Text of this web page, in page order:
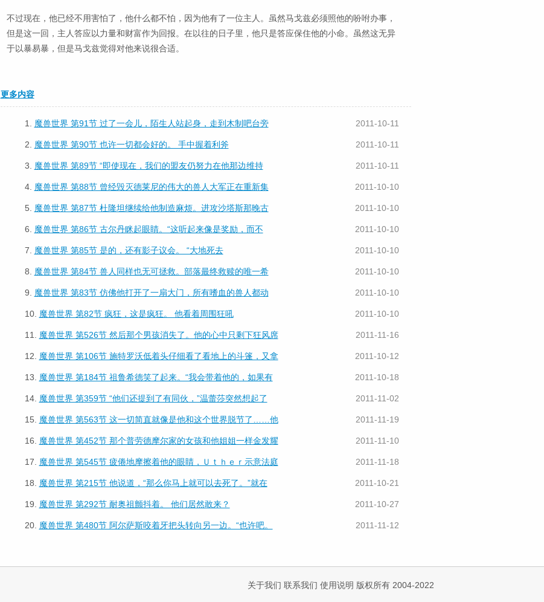
不过现在，他已经不用害怕了，他什么都不怕，因为他有了一位主人。虽然马戈兹必须照他的吩咐办事，
但是这一回，主人答应以力量和财富作为回报。在以往的日子里，他只是答应保住他的小命。虽然这无异
于以暴易暴，但是马戈兹觉得对他来说很合适。
更多内容
1. 魔兽世界 第91节 过了一会儿，陌生人站起身，走到木制吧台旁 2011-10-11
2. 魔兽世界 第90节 也许一切都会好的。 手中握着利斧 2011-10-11
3. 魔兽世界 第89节 “即使现在，我们的盟友仍努力在他那边维持 2011-10-11
4. 魔兽世界 第88节 曾经毁灭德莱尼的伟大的兽人大军正在重新集 2011-10-10
5. 魔兽世界 第87节 杜隆坦继续给他制造麻烦。进攻沙塔斯那晚古 2011-10-10
6. 魔兽世界 第86节 古尔丹眯起眼睛。“这听起来像是奖励，而不 2011-10-10
7. 魔兽世界 第85节 是的，还有影子议会。 “大地死去 2011-10-10
8. 魔兽世界 第84节 兽人同样也无可拯救。部落最终救赎的唯一希 2011-10-10
9. 魔兽世界 第83节 仿佛他打开了一扇大门，所有嗜血的兽人都动 2011-10-10
10. 魔兽世界 第82节 疯狂，这是疯狂。 他看着周围狂吼 2011-10-10
11. 魔兽世界 第526节 然后那个男孩消失了。他的心中只剩下狂风席 2011-11-16
12. 魔兽世界 第106节 施特罗沃低着头仔细看了看地上的斗篷，又拿 2011-10-12
13. 魔兽世界 第184节 祖鲁希德笑了起来。“我会带着他的，如果有 2011-10-18
14. 魔兽世界 第359节 “他们还提到了有同伙，”温蕾莎突然想起了 2011-11-02
15. 魔兽世界 第563节 这一切简直就像是他和这个世界脱节了……他 2011-11-19
16. 魔兽世界 第452节 那个普劳德摩尔家的女孩和他姐姐一样金发耀 2011-11-10
17. 魔兽世界 第545节 疲倦地摩擦着他的眼睛，Ｕｔｈｅｒ示意法庭 2011-11-18
18. 魔兽世界 第215节 他说道，“那么你马上就可以去死了。”就在 2011-10-21
19. 魔兽世界 第292节 耐奥祖颤抖着。 他们居然敢来？ 2011-10-27
20. 魔兽世界 第480节 阿尔萨斯咬着牙把头转向另一边。“也许吧。 2011-11-12
关于我们 联系我们 使用说明 版权所有 2004-2022